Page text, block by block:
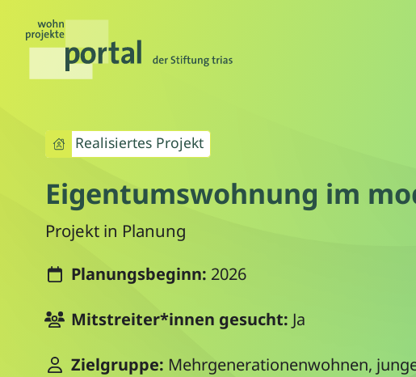
Realisiertes Projekt
Eigentumswohnung im
Projekt in Planung
Planungsbeginn: 2026
Mitstreiter*innen gesucht: Ja
Zielgruppe: Mehrgenerationenwohnen,